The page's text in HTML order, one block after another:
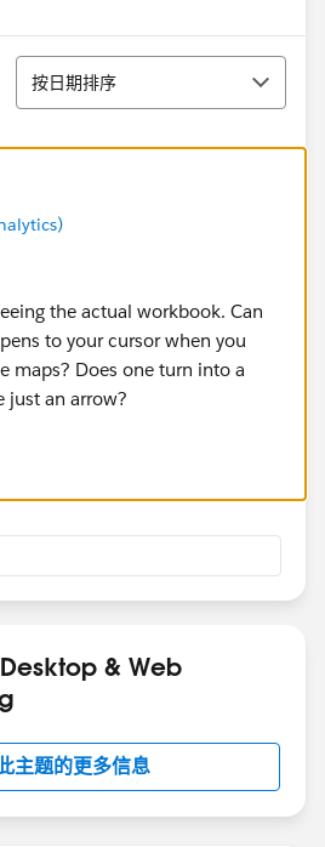
排序
按日期排序
the actual workbook. Can
to your cursor when you
maps? Does one turn into a
just an arrow?
& Web
主题的更多信息